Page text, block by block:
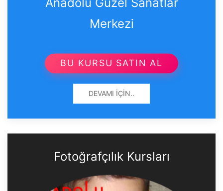
Merkezi
BU KURSU SATIN AL
DEVAMI İÇIN..
Fotoğrafçılık Kursları